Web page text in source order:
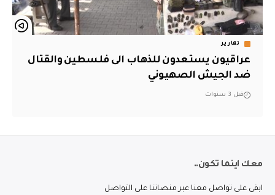
تقارير
عراقيون يستعدون للذهاب الى فلسطين والقتال
ضد الجيش الصهيوني
قبل 3 سنوات
معك اينما تكون..
ابقى على تواصل معنا عبر منصاتنا على التواصل